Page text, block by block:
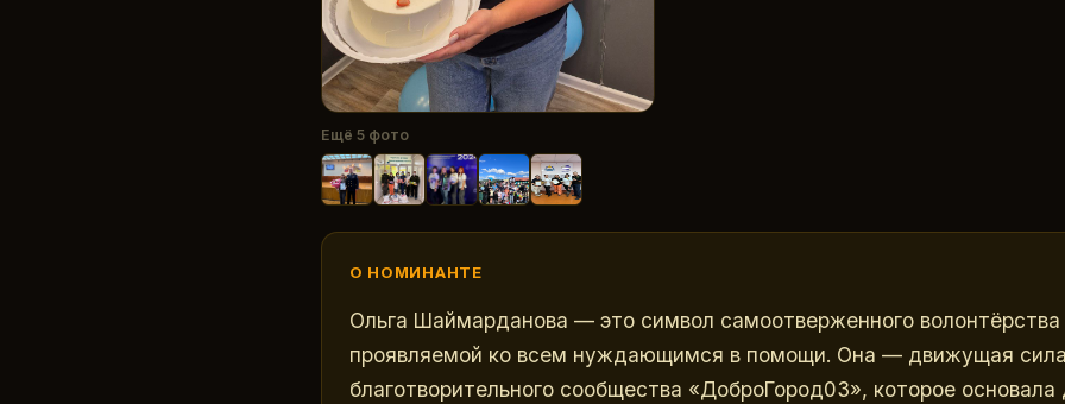
Ещё 5 фото
О НОМИНАНТЕ
Ольга Шаймарданова — это символ самоотверженного
проявляемой ко всем нуждающимся в помощи. Она — движущая сила
благотворительного сообщества «ДоброГород03», которое